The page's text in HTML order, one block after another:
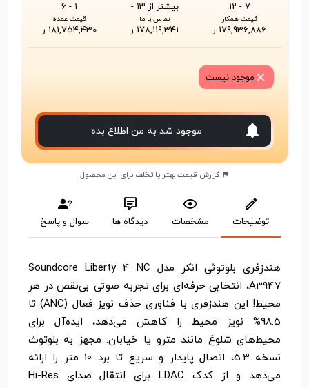
7 - 12
قیمت همکار
179,936,886 ر
بیشتر از 13 -
تماس با ما
178,119,341 ر
1 - 6
قیمت عمده
181,754,430 ر
موجود نیست
موجود شد به من اطلاع بده
گزارش قیمت بهتر یا تخلف برای این محصول
توضیحات مشخصات دیدگاه ها سوال و پاسخ
هندزفری بلوتوثی انکر مدل Soundcore Liberty 4 NC
A3947، انتخابی حرفه‌ای برای تجربه صوتی بی‌نقص در هر
محیط! این هندزفری با فناوری حذف نویز فعال (ANC) تا
98.5% نویز محیط را کاهش می‌دهد، ایده‌آل برای
محیط‌های شلوغ مانند مترو یا خیابان. مجهز به بلوتوث
نسخه 5.3، اتصال پایدار و سریع تا برد 10 متر را ارائه
می‌دهد و از کدک LDAC برای انتقال صدای Hi-Res